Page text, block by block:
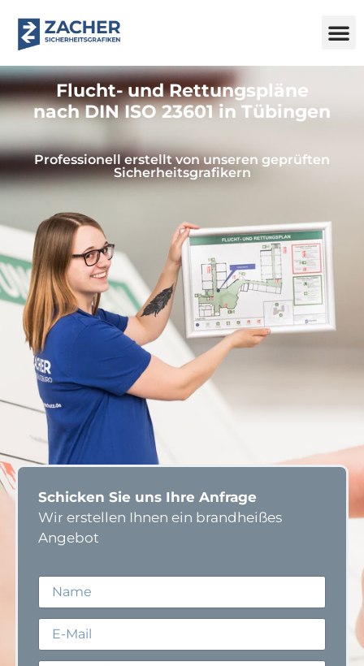
Flucht- und Rettungspläne
nach DIN ISO 23601 in Tübingen
Professionell erstellt von unseren geprüften
Sicherheitsgrafikern
Schicken Sie uns Ihre Anfrage
Wir erstellen Ihnen ein brandheißes
Angebot